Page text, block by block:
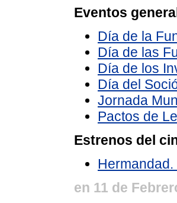
Eventos
Día de la
Día de las
Día de los
Día del
Jornada
Pactos de
Estrenos del
en 11 de